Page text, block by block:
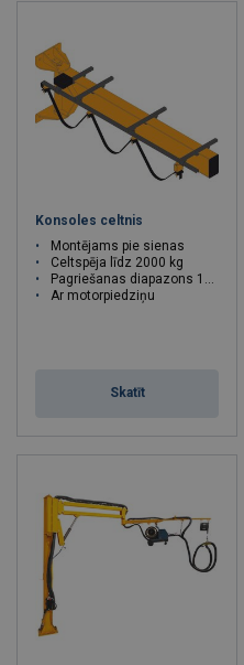
Konsoles celtnis
Montējams pie sienas
Celtspēja līdz 2000 kg
Pagriešanas diapazons 180°
Ar motorpiedziņu
Skatīt